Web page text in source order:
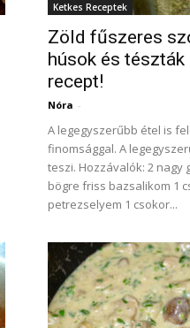
Ketkes Receptek
Zöld fűszeres
húsok és
recept!
Nóra -
A legegyszerűbb étel is
finomsággal. A
teszi. Hozzávalók: 2 nagy
bögre friss bazsalikom 1
petrezselyem 1 csokor...